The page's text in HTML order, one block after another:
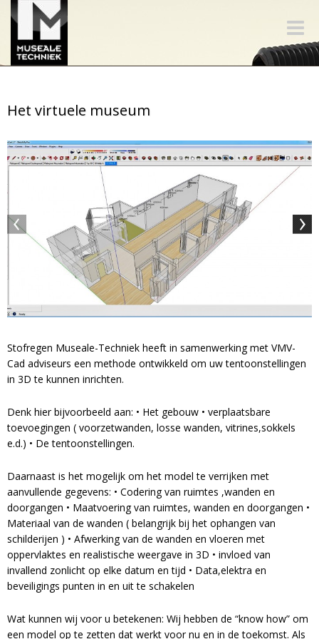
Toggle
Het virtuele museum
Stofregen Museale-Techniek heeft in samenwerking met VMV-
Cad adviseurs een methode ontwikkeld om uw tentoonstellingen
in 3D te kunnen inrichten.
Denk hier bijvoorbeeld aan: • Het gebouw • verplaatsbare
toevoegingen ( voorzetwanden, losse wanden, vitrines,sokkels
e.d.) • De tentoonstellingen.
Daarnaast is het mogelijk om het model te verrijken met
aanvullende gegevens: • Codering van ruimtes ,wanden en
doorgangen • Maatvoering van ruimtes, wanden en doorgangen •
Materiaal van de wanden ( belangrijk bij het ophangen van
schilderijen ) • Afwerking van de wanden en vloeren met
oppervlaktes en realistische weergave in 3D • invloed van
invallend zonlicht op elke datum en tijd • Data,elektra en
beveiligings punten in en uit te schakelen
Wat kunnen wij voor u betekenen: Wij hebben de “know how” om
een model op te zetten dat werkt voor nu en in de toekomst. Als